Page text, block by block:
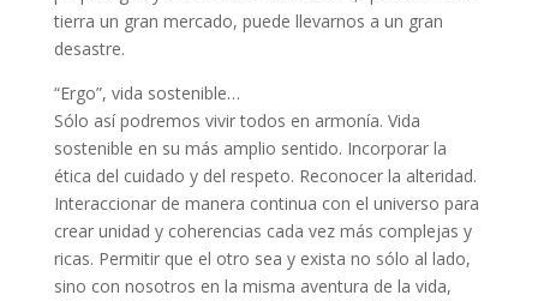
tierra un gran mercado, puede llevarnos a un gran
desastre.
“Ergo”, vida sostenible…
Sólo así podremos vivir todos en armonía. Vida
sostenible en su más amplio sentido. Incorporar la
ética del cuidado y del respeto. Reconocer la alteridad.
Interaccionar de manera continua con el universo para
crear unidad y coherencias cada vez más complejas y
ricas. Permitir que el otro sea y exista no sólo al lado,
sino con nosotros en la misma aventura de la vida,